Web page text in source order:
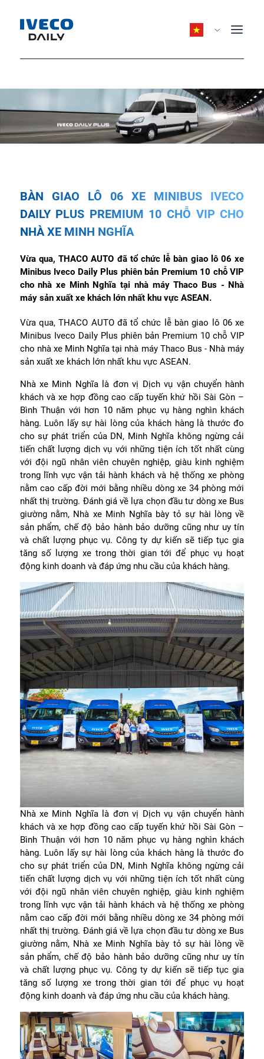
BÀN GIAO LÔ 06 XE MINIBUS IVECO
DAILY PLUS PREMIUM 10 CHỖ VIP CHO
NHÀ XE MINH NGHĨA
Vừa qua, THACO AUTO đã tổ chức lễ bàn giao lô 06 xe
Minibus Iveco Daily Plus phiên bản Premium 10 chỗ VIP
cho nhà xe Minh Nghĩa tại nhà máy Thaco Bus - Nhà
máy sản xuất xe khách lớn nhất khu vực ASEAN.
Vừa qua, THACO AUTO đã tổ chức lễ bàn giao lô 06 xe
Minibus Iveco Daily Plus phiên bản Premium 10 chỗ VIP
cho nhà xe Minh Nghĩa tại nhà máy Thaco Bus - Nhà máy
sản xuất xe khách lớn nhất khu vực ASEAN.
Nhà xe Minh Nghĩa là đơn vị Dịch vụ vận chuyển hành
khách và xe hợp đồng cao cấp tuyến khứ hồi Sài Gòn –
Bình Thuận với hơn 10 năm phục vụ hàng nghìn khách
hàng. Luôn lấy sự hài lòng của khách hàng là thước đo
cho sự phát triển của DN, Minh Nghĩa không ngừng cải
tiến chất lượng dịch vụ với những tiện ích tốt nhất cùng
với đội ngũ nhân viên chuyên nghiệp, giàu kinh nghiệm
trong lĩnh vực vận tải hành khách và hệ thống xe phòng
nằm cao cấp đời mới bằng nhiều dòng xe 34 phòng mới
nhất thị trường. Đánh giá về lựa chọn đầu tư dòng xe Bus
giường nằm, Nhà xe Minh Nghĩa bày tỏ sự hài lòng về
sản phẩm, chế độ bảo hành bảo dưỡng cũng như uy tín
và chất lượng phục vụ. Công ty dự kiến sẽ tiếp tục gia
tăng số lượng xe trong thời gian tới để phục vụ hoạt
động kinh doanh và đáp ứng nhu cầu của khách hàng.
Nhà xe Minh Nghĩa là đơn vị Dịch vụ vận chuyển hành
khách và xe hợp đồng cao cấp tuyến khứ hồi Sài Gòn –
Bình Thuận với hơn 10 năm phục vụ hàng nghìn khách
hàng. Luôn lấy sự hài lòng của khách hàng là thước đo
cho sự phát triển của DN, Minh Nghĩa không ngừng cải
tiến chất lượng dịch vụ với những tiện ích tốt nhất cùng
với đội ngũ nhân viên chuyên nghiệp, giàu kinh nghiệm
trong lĩnh vực vận tải hành khách và hệ thống xe phòng
nằm cao cấp đời mới bằng nhiều dòng xe 34 phòng mới
nhất thị trường. Đánh giá về lựa chọn đầu tư dòng xe Bus
giường nằm, Nhà xe Minh Nghĩa bày tỏ sự hài lòng về
sản phẩm, chế độ bảo hành bảo dưỡng cũng như uy tín
và chất lượng phục vụ. Công ty dự kiến sẽ tiếp tục gia
tăng số lượng xe trong thời gian tới để phục vụ hoạt
động kinh doanh và đáp ứng nhu cầu của khách hàng.